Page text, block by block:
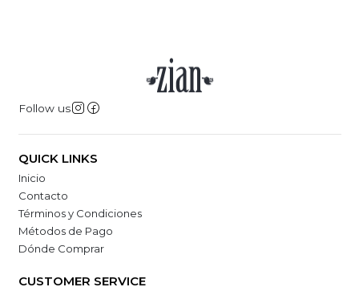
Follow us
QUICK LINKS
Inicio
Contacto
Términos y Condiciones
Métodos de Pago
Dónde Comprar
CUSTOMER SERVICE